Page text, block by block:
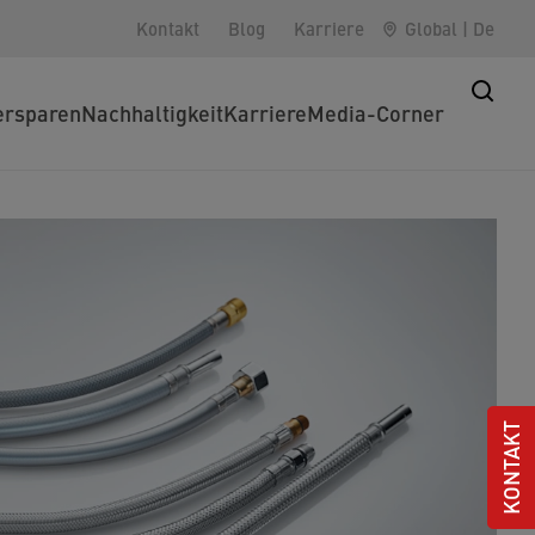
Kontakt Blog Karriere Global | De
NachhaltigkeitKarriereMedia-Corner
KONTAKT